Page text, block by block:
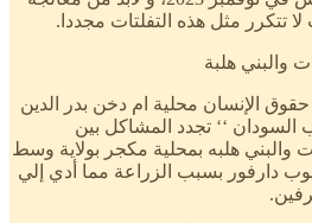
لا تتكرر مثل هذه التفلتات مجددا.
والبني هلبة
الإنسان محلية ام دخن بدر الدين
‘‘ تجدد المشاكل بين
والبني هلبه بمحلية مكجر بولاية وسط
دارفور بسبب الزراعة مما أدي إلي